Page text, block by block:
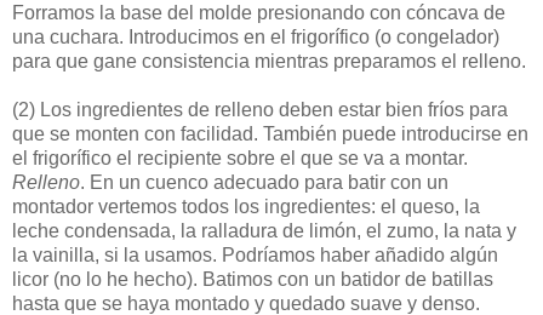
Forramos la base del molde presionando con cóncava de
una cuchara. Introducimos en el frigorífico (o congelador)
para que gane consistencia mientras preparamos el relleno.
(2) Los ingredientes de relleno deben estar bien fríos para
que se monten con facilidad. También puede introducirse en
el frigorífico el recipiente sobre el que se va a montar.
Relleno. En un cuenco adecuado para batir con un
montador vertemos todos los ingredientes: el queso, la
leche condensada, la ralladura de limón, el zumo, la nata y
la vainilla, si la usamos. Podríamos haber añadido algún
licor (no lo he hecho). Batimos con un batidor de batillas
hasta que se haya montado y quedado suave y denso.